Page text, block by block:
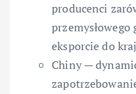
producenci
eksporcie do
Chiny —